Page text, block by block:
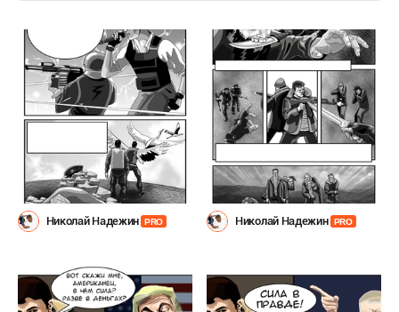
Николай Надежин PRO Николай Надежин PRO